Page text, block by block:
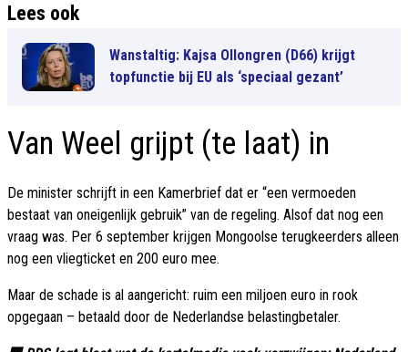
Lees ook
Wanstaltig: Kajsa Ollongren (D66) krijgt
topfunctie bij EU als ‘speciaal gezant’
Van Weel grijpt (te laat) in
De minister schrijft in een Kamerbrief dat er “een vermoeden
bestaat van oneigenlijk gebruik” van de regeling. Alsof dat nog een
vraag was. Per 6 september krijgen Mongoolse terugkeerders alleen
nog een vliegticket en 200 euro mee.
Maar de schade is al aangericht: ruim een miljoen euro in rook
opgegaan – betaald door de Nederlandse belastingbetaler.